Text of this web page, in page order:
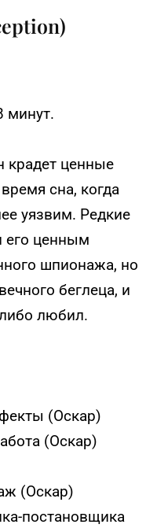
минут.
крадет ценные
сна, когда
уязвим. Редкие
его ценным
шпионажа, но
беглеца, и
любил.
(Оскар)
(Оскар)
(Оскар)
постановщика